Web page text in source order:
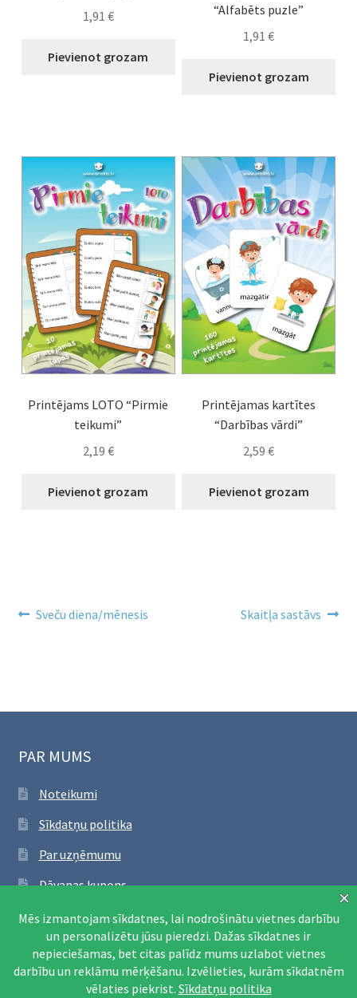
1,91 €
Pievienot grozam
“Alfabēts puzle”
1,91€
Pievienot grozam
Printējams LOTO “Pirmie
teikumi”
2,19 €
Pievienot grozam
Printējamas kartītes
“Darbības vārdi”
2,59€
Pievienot grozam
Ziņu
Previous
Sveču diena/mēnesis
Next
Skaitļa sastāvs
PAR MUMS
Noteikumi
Sīkdatņu politika
Par uzņēmumu
Dāvanas kupons
SEKO FACEBOOK
Apmeklēt Facebook lapu